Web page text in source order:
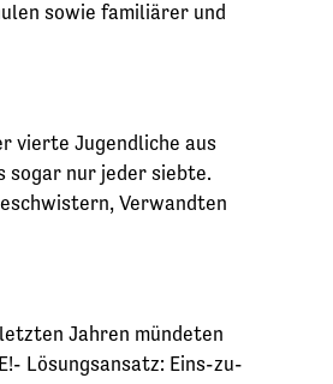
sowie familiärer und
vierte Jugendliche aus
sogar nur jeder siebte.
Verwandten
Jahren mündeten
Lösungsansatz: Eins-zu-